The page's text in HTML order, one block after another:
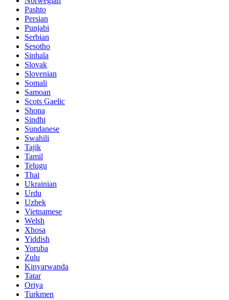
Pashto
Persian
Punjabi
Serbian
Sesotho
Sinhala
Slovak
Slovenian
Somali
Samoan
Scots Gaelic
Shona
Sindhi
Sundanese
Swahili
Tajik
Tamil
Telugu
Thai
Ukrainian
Urdu
Uzbek
Vietnamese
Welsh
Xhosa
Yiddish
Yoruba
Zulu
Kinyarwanda
Tatar
Oriya
Turkmen